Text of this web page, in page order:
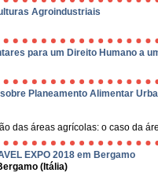
Agroindustriais
para um Direito Humano a
Planeamento Alimentar
das áreas agrícolas: o caso da
EXPO 2018 em Bergamo
(Itália)